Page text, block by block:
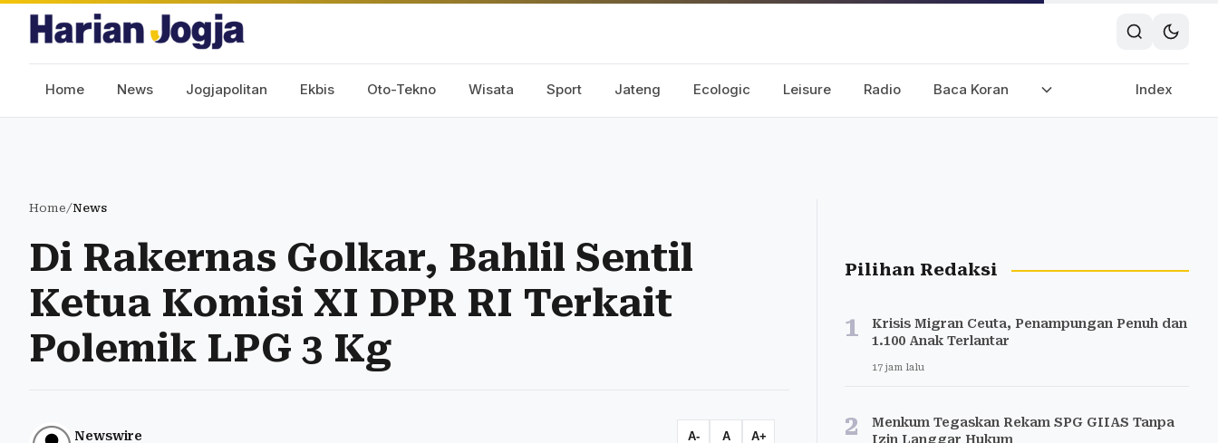
Home News Jogjapolitan Ekbis Oto-Tekno Wisata Sport Jateng Ecologic Leisure Radio Baca Koran Index
Home/News
Di Rakernas Golkar, Bahlil Sentil
Ketua Komisi XI DPR RI Terkait
Polemik LPG 3 Kg
Newswire A- A A+
Pilihan Redaksi
1
Krisis Migran Ceuta, Penampungan Penuh dan
1.100 Anak Terlantar
17 jam lalu
2
Menkum Tegaskan Rekam SPG GIIAS Tanpa
Izin Langgar Hukum